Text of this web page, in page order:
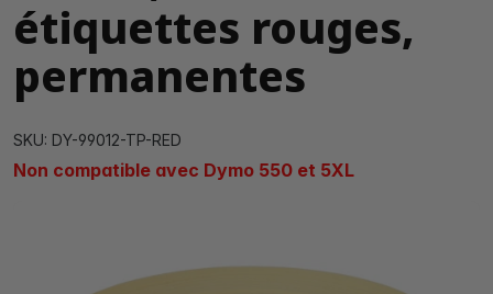
étiquettes rouges,
permanentes
SKU: DY-99012-TP-RED
Non compatible avec Dymo 550 et 5XL